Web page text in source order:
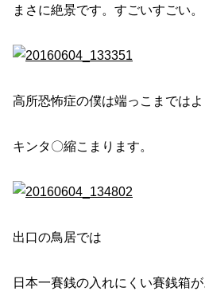
まさに絶景です。すごいすごい。
高所恐怖症の僕は端っこまではよ
キンタ〇縮こまります。
出口の鳥居では
日本一賽銭の入れにくい賽銭箱が